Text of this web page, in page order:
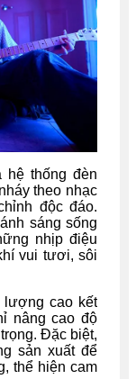
hệ thống đèn
theo nhạc
độc đáo.
sáng sống
nhịp điệu
vui tươi, sôi
cao kết
nâng cao độ
Đặc biệt,
sản xuất để
thể hiện cam